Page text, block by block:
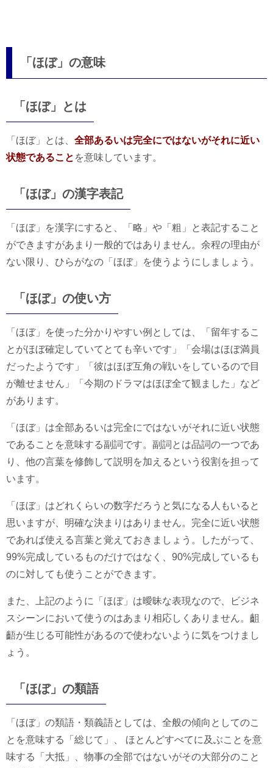
「ほぼ」の意味
「ほぼ」とは
「ほぼ」とは、 全部あるいは完全にではないがそれに近い
状態であること を意味しています。
「ほぼ」の漢字表記
「ほぼ」を漢字にすると、「略」や「粗」と表記すること
ができますがあまり一般的ではありません。余程の理由が
ない限り、ひらがなの「ほぼ」を使うようにしましょう。
「ほぼ」の使い方
「ほぼ」を使った分かりやすい例としては、「留年するこ
とがほぼ確定していてとても辛いです」「会場はほぼ満員
だったようです」「彼はほぼ互角の戦いをしているので目
が離せません」「今期のドラマはほぼ全て観ました」など
があります。
「ほぼ」は全部あるいは完全にではないがそれに近い状態
であることを意味する副詞です。副詞とは品詞の一つであ
り、他の言葉を修飾して説明を加えるという役割を担って
います。
「ほぼ」はどれくらいの数字だろうと気になる人もいると
思いますが、明確な決まりはありません。完全に近い状態
であれば使える言葉と覚えておきましょう。したがって、
99%完成しているものだけではなく、90%完成しているも
のに対しても使うことができます。
また、上記のように「ほぼ」は曖昧な表現なので、ビジネ
スシーンにおいて使うのはあまり相応しくありません。齟
齬が生じる可能性があるので使わないように気をつけまし
ょう。
「ほぼ」の類語
「ほぼ」の類語・類義語としては、全般の傾向としてのこ
とを意味する「総じて」、 ほとんどすべてに及ぶことを意
味する「大抵」、物事の全部ではないがその大部分のこと